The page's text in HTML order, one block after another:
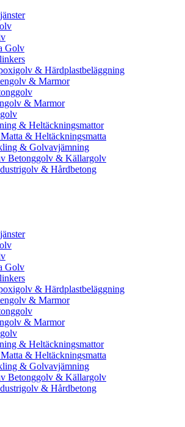
Golv
& Härdplastbeläggning
& Marmor
& Marmor
& Heltäckningsmattor
& Heltäckningsmatta
& Golvavjämning
Betonggolv & Källargolv
& Hårdbetong
Golv
& Härdplastbeläggning
& Marmor
& Marmor
& Heltäckningsmattor
& Heltäckningsmatta
& Golvavjämning
Betonggolv & Källargolv
& Hårdbetong